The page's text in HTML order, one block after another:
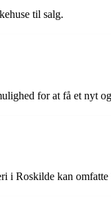
til salg.
for at få et nyt
i Roskilde kan